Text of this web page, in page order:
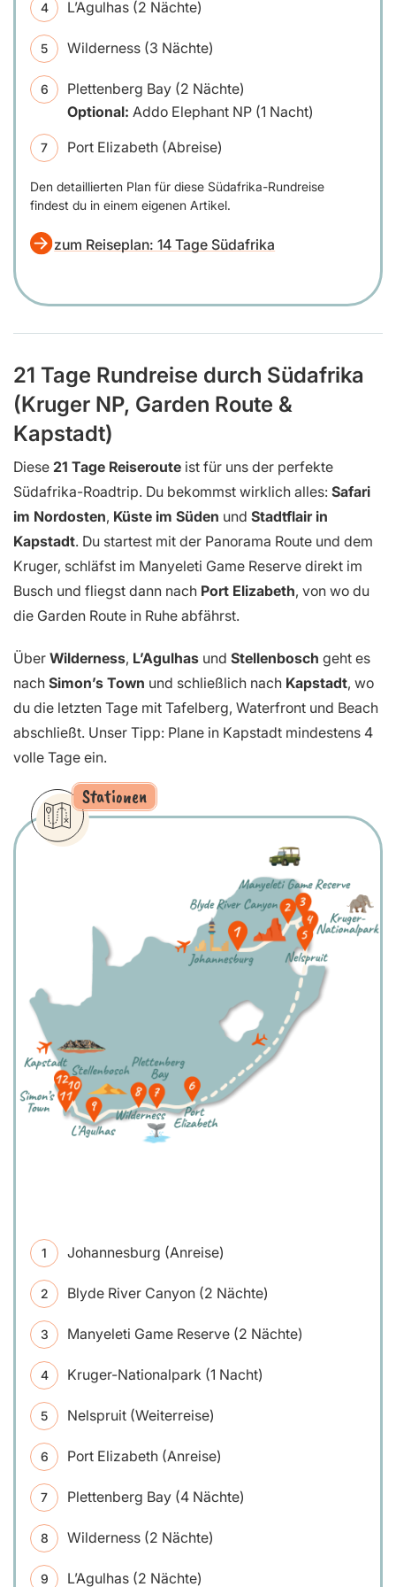
L’Agulhas (2 Nächte)
Wilderness (3 Nächte)
Plettenberg Bay (2 Nächte)
Optional: Addo Elephant NP (1 Nacht)
Port Elizabeth (Abreise)
Den detaillierten Plan für diese Südafrika-Rundreise
findest du in einem eigenen Artikel.
zum Reiseplan: 14 Tage Südafrika
21 Tage Rundreise durch Südafrika
(Kruger NP, Garden Route &
Kapstadt)
Diese 21 Tage Reiseroute ist für uns der perfekte
Südafrika-Roadtrip. Du bekommst wirklich alles: Safari
im Nordosten, Küste im Süden und Stadtflair in
Kapstadt. Du startest mit der Panorama Route und dem
Kruger, schläfst im Manyeleti Game Reserve direkt im
Busch und fliegst dann nach Port Elizabeth, von wo du
die Garden Route in Ruhe abfährst.
Über Wilderness, L’Agulhas und Stellenbosch geht es
nach Simon’s Town und schließlich nach Kapstadt, wo
du die letzten Tage mit Tafelberg, Waterfront und Beach
abschließt. Unser Tipp: Plane in Kapstadt mindestens 4
volle Tage ein.
Stationen
Johannesburg (Anreise)
Blyde River Canyon (2 Nächte)
Manyeleti Game Reserve (2 Nächte)
Kruger-Nationalpark (1 Nacht)
Nelspruit (Weiterreise)
Port Elizabeth (Anreise)
Plettenberg Bay (4 Nächte)
Wilderness (2 Nächte)
L’Agulhas (2 Nächte)